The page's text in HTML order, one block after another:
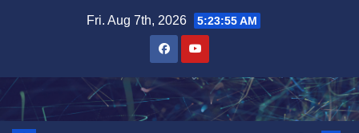
Fri. Aug 7th, 2026 5:23:57 AM